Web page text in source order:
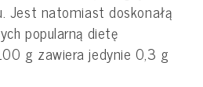
Jest natomiast doskonałą
popularną dietę
g zawiera jedynie 0,3 g